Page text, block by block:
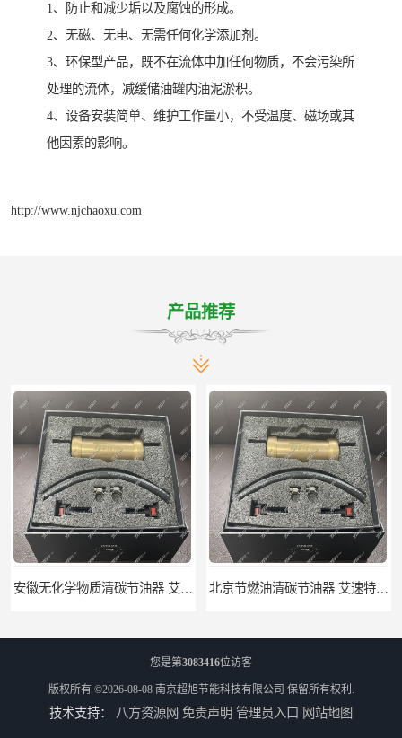
1、防止和减少垢以及腐蚀的形成。
2、无磁、无电、无需任何化学添加剂。
3、环保型产品，既不在流体中加任何物质，不会污染所
处理的流体，减缓储油罐内油泥淤积。
4、设备安装简单、维护工作量小，不受温度、磁场或其
他因素的影响。
http://www.njchaoxu.com
产品推荐
安徽无化学物质清碳节油器 艾速特EXOTE清碳节油器 节省燃油消耗 北京节燃油清碳节油器 艾速特EXOTE清碳节油器 减少燃料消耗
您是第3083416位访客
版权所有 ©2026-08-08 南京超旭节能科技有限公司 保留所有权利.
技术支持： 八方资源网 免责声明 管理员入口 网站地图